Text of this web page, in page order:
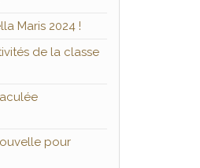
Maris 2024 !
de la classe
pour